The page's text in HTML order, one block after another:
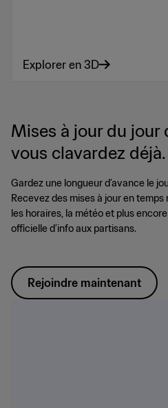
Explorer en 3D
Mises à jour du jour
vous clavardez déjà.
Gardez une longueur d’avance le
Recevez des mises à jour en temps
les horaires, la météo et plus
officielle d’info aux partisans.
Rejoindre maintenant